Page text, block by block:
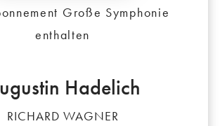
Große Symphonie
enthalten
Hadelich
RICHARD WAGNER